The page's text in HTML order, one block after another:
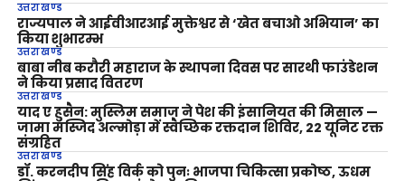
उत्तराखण्ड
राज्यपाल ने आईवीआरआई मुक्तेश्वर से ‘खेत बचाओ अभियान’ का
किया शुभारम्भ
उत्तराखण्ड
बाबा नीब करौरी महाराज के स्थापना दिवस पर सारथी फाउंडेशन
ने किया प्रसाद वितरण
उत्तराखण्ड
याद ए हुसैन: मुस्लिम समाज ने पेश की इंसानियत की मिसाल —
जामा मस्जिद अल्मोड़ा में स्वैच्छिक रक्तदान शिविर, 22 यूनिट रक्त
संग्रहित
उत्तराखण्ड
डॉ. करनदीप सिंह विर्क को पुनः भाजपा चिकित्सा प्रकोष्ठ, ऊधम